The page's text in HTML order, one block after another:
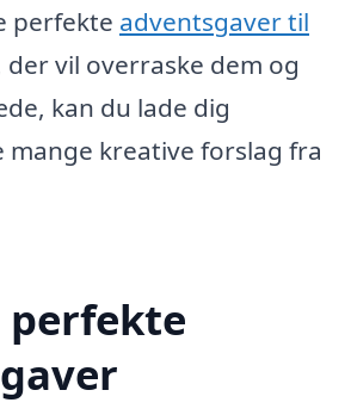
perfekte adventsgaver til
der vil overraske dem og
kan du lade dig
mange kreative forslag fra